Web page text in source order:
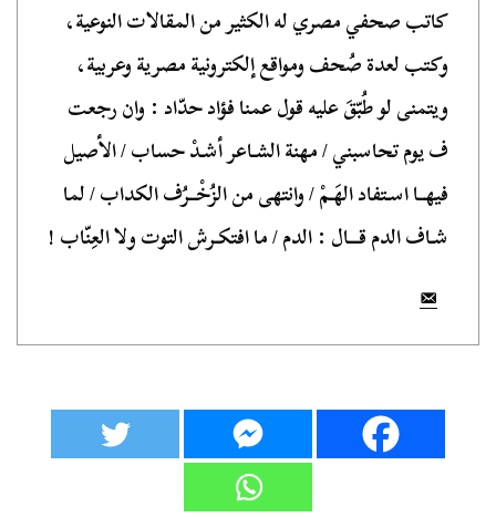
كاتب صحفي مصري له الكثير من المقالات النوعية،
وكتب لعدة صُحف ومواقع إلكترونية مصرية وعربية،
ويتمنى لو طُبّقَ عليه قول عمنا فؤاد حدّاد : وان رجعت
ف يوم تحاسبني / مهنة الشـاعر أشـدْ حساب / الأصيل
فيهــا اسـتفاد الهَـمْ / وانتهى من الزُخْــرُف الكداب / لما
شـاف الدم قـــال : الدم / ما افتكـرش التوت ولا العِنّاب !